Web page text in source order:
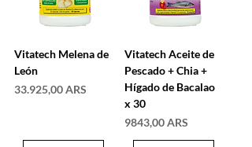
Vitatech Melena de
León
Precio
33.925,00 ARS
Vitatech Aceite de
Pescado + Chia +
Hígado de Bacalao
x 30
Precio
9843,00 ARS